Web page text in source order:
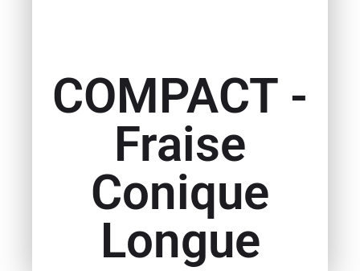
COMPACT -
Fraise
Conique
Longue